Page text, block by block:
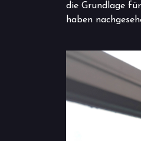
die Grundlage
haben